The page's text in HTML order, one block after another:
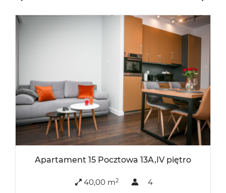
Apartament 15 Pocztowa 13A,IV piętro
40,00 m2 4